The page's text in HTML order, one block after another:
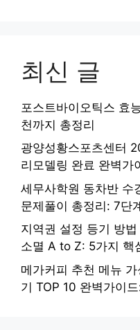
최신 글
포스트바이오틱스 효
천까지 총정리
광양성황스포츠센터
리모델링 완료 완벽가
세무사학원 동차반 수
문제풀이 총정리: 7단
지역권 설정 등기 방
소멸 A to Z: 5가지 핵
메가커피 추천 메뉴
기 TOP 10 완벽가이